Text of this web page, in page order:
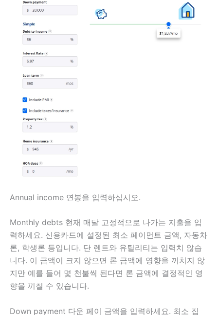
Annual income 연봉을 입력하십시오.
Monthly debts 현재 매달 고정적으로 나가는 지출을 입
력하세요. 신용카드에 설정된 최소 페이먼트 금액, 자동차
론, 학생론 등입니다. 단 렌트와 유틸리티는 입력치 않습
니다. 이 금액이 크지 않으면 론 금액에 영향을 끼치지 않
지만 예를 들어 몇 천불씩 된다면 론 금액에 결정적인 영
향을 끼칠 수 있습니다.
Down payment 다운 페이 금액을 입력하세요. 최소 집